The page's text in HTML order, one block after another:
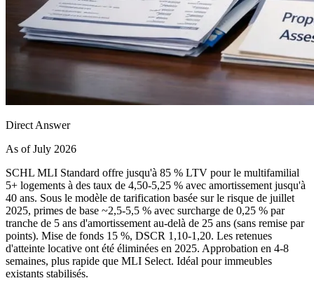
Direct Answer
As of July 2026
SCHL MLI Standard offre jusqu'à 85 % LTV pour le multifamilial
5+ logements à des taux de 4,50-5,25 % avec amortissement jusqu'à
40 ans. Sous le modèle de tarification basée sur le risque de juillet
2025, primes de base ~2,5-5,5 % avec surcharge de 0,25 % par
tranche de 5 ans d'amortissement au-delà de 25 ans (sans remise par
points). Mise de fonds 15 %, DSCR 1,10-1,20. Les retenues
d'atteinte locative ont été éliminées en 2025. Approbation en 4-8
semaines, plus rapide que MLI Select. Idéal pour immeubles
existants stabilisés.